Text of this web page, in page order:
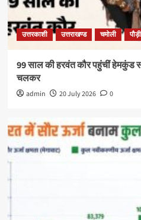
उत्तरकाशी उत्तराखण्ड चमोली
99 साल की हरवंत कौर पहुंचीं हेमकुंड
चलकर
admin 20 July 2026 0